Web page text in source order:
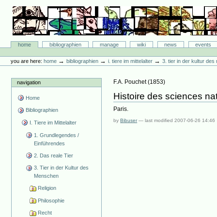
content.
navigation
Bibliographie-Portal
Sectionshome bibliographien manage wiki news
events
tools
you are here: home →bibliographien →i. tiere im mittelalter →3. tier in der kultur des
navigation
Home
Bibliographien
I. Tiere im Mittelalter
1. Grundlegendes /
Einführendes
2. Das reale Tier
3. Tier in der Kultur des
Menschen
Religion
Philosophie
Recht
F.A. Pouchet(1853)
Histoire des sciences
Paris.
byBibuser —last modified2007-06-26 14:46